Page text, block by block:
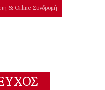
& Online Συνδρομή